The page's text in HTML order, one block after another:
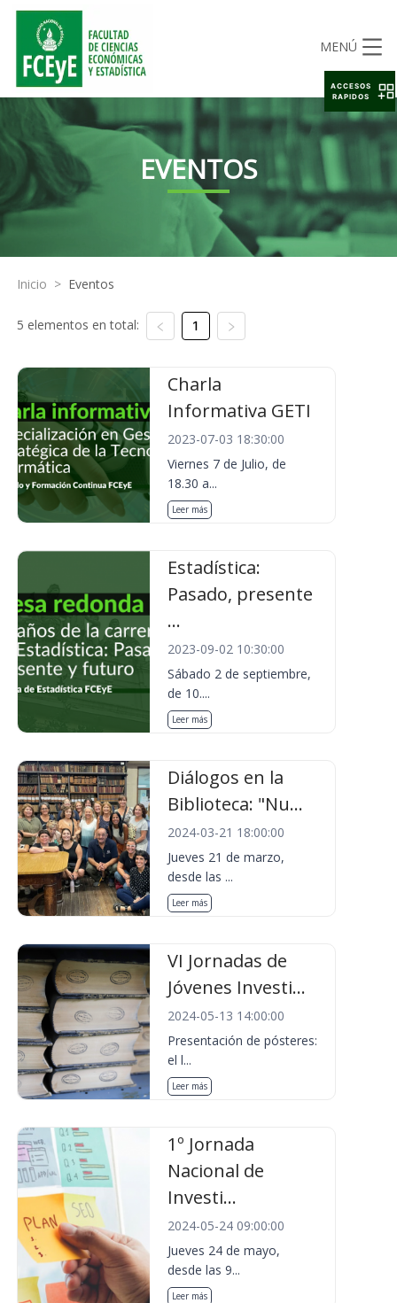
MENÚ
EVENTOS
Inicio > Eventos
5 elementos en total: 1
Charla
Informativa GETI
2023-07-03 18:30:00
Viernes 7 de Julio, de
18.30 a...
Leer más
Estadística:
Pasado, presente
...
2023-09-02 10:30:00
Sábado 2 de septiembre,
de 10....
Leer más
Diálogos en la
Biblioteca: "Nu...
2024-03-21 18:00:00
Jueves 21 de marzo,
desde las ...
Leer más
VI Jornadas de
Jóvenes Investi...
2024-05-13 14:00:00
Presentación de pósteres:
el l...
Leer más
1º Jornada
Nacional de
Investi...
2024-05-24 09:00:00
Jueves 24 de mayo,
desde las 9...
Leer más
ACCESOS
RAPIDOS